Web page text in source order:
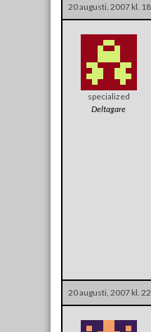
20 augusti, 2007 kl.
specialized
Deltagare
20 augusti, 2007 kl.